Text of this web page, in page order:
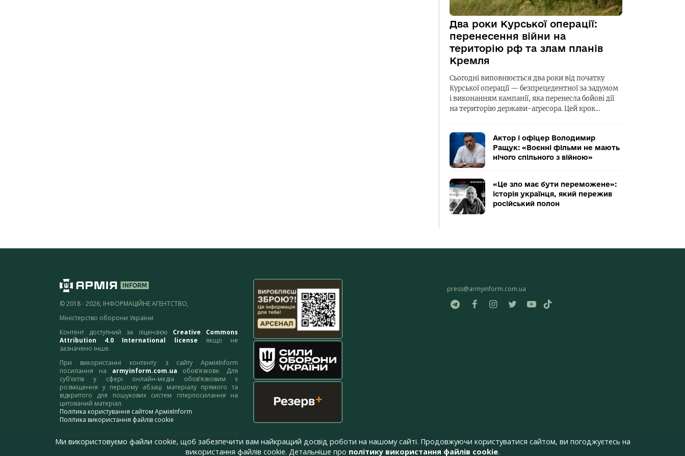
Два роки Курської операції:
перенесення війни на
територію рф та злам планів
Кремля
Сьогодні виповнюється два роки від початку
Курської операції — безпрецедентної за задумом
і виконанням кампанії, яка перенесла бойові дії
на територію держави-агресора. Цей крок…
Актор і офіцер Володимир
Ращук: «Воєнні фільми не мають
нічого спільного з війною»
«Це зло має бути переможене»:
історія українця, який пережив
російський полон
© 2018 - 2026, ІНФОРМАЦІЙНЕ АГЕНТСТВО,
Міністерство оборони України
Контент доступний за ліцензією Creative Commons
Attribution 4.0 International license якщо не
зазначено інше.
При використанні контенту з сайту АрміяInform
посилання на armyinform.com.ua обов’язкове. Для
суб’єктів у сфері онлайн-медіа обов’язковим є
розміщення у першому абзаці матеріалу прямого та
відкритого для пошукових систем гіперпосилання на
цитований матеріал.
Політика користування сайтом АрміяInform
Політика використання файлів cookie
адресу:webmaster@armyinform.com.ua
press@armyinform.com.ua
Ми використовуємо файли cookie, щоб забезпечити вам найкращий досвід роботи на нашому сайті. Продовжуючи користуватися сайтом, ви погоджуєтесь на
використання файлів cookie. Детальніше про політику використання файлів cookie.